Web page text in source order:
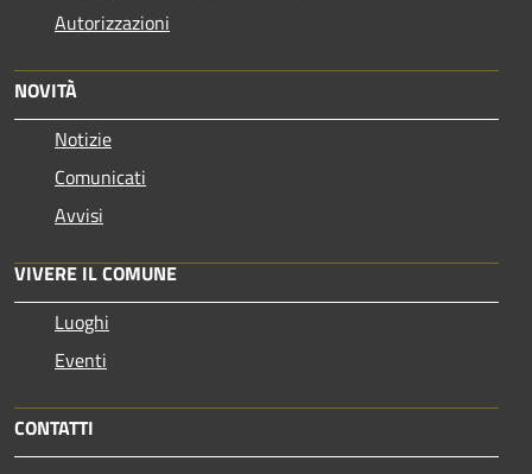
Autorizzazioni
NOVITÀ
Notizie
Comunicati
Avvisi
VIVERE IL COMUNE
Luoghi
Eventi
CONTATTI